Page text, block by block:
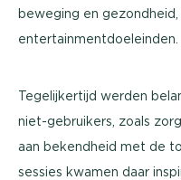
beweging en
entertainmentdoeleinden.
Tegelijkertijd werden
niet-gebruikers, zoals
aan bekendheid met de
sessies kwamen daar